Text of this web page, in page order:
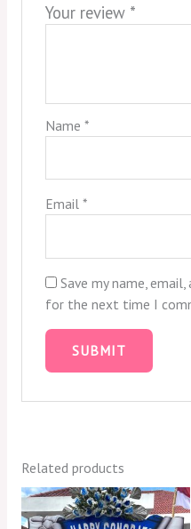
Your review *
Name *
Email *
Save my name,
for the next time I
Related products